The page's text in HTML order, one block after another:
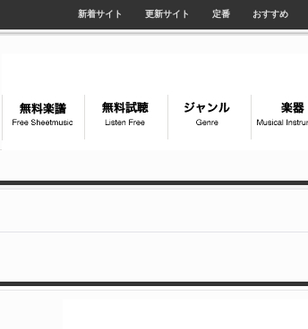
新着サイト 更新サイト 定番 おすすめ